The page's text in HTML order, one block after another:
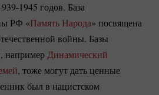
1945 годов. База
РФ «Память Народа» посвящена
войны. Базы
напримерДинамический
, тоже могут дать ценные
был в нацистском